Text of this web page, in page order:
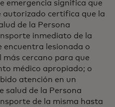
emergencia significa que
autorizado certifica que la
de la Persona
inmediato de la
encuentra lesionada o
cercano para que
médico apropiado; o
atención en un
salud de la Persona
de la misma hasta